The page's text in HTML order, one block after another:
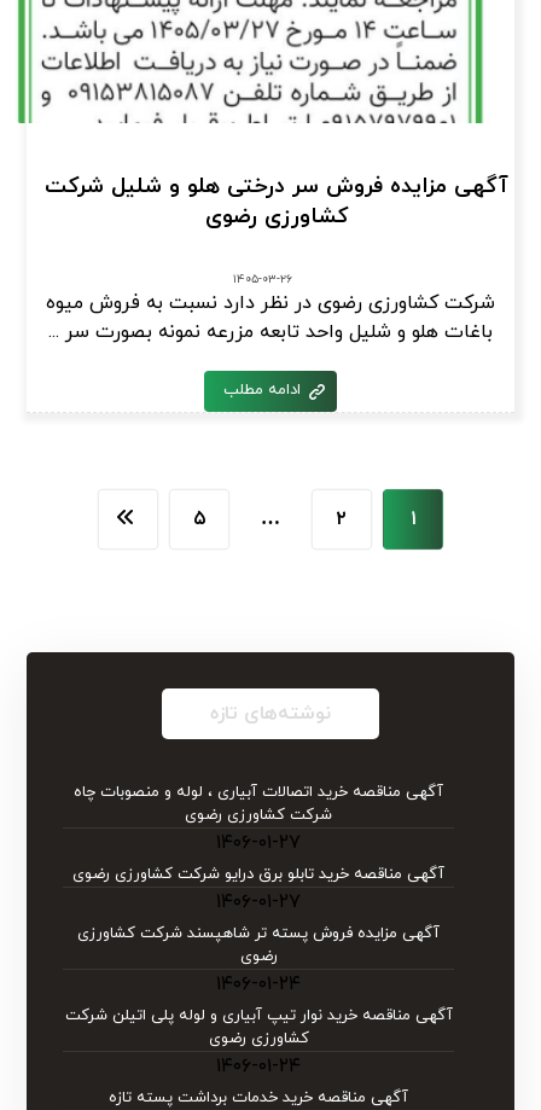
آگهی مزایده فروش سر درختی هلو و شلیل شرکت
کشاورزی رضوی
۱۴۰۵-۰۳-۲۶
شرکت کشاورزی رضوی در نظر دارد نسبت به فروش میوه
باغات هلو و شليل واحد تابعه مزرعه نمونه بصورت سر ...
ادامه مطلب
۱ ۲ … ۵
نوشته‌های تازه
آگهی مناقصه خرید اتصالات آبیاری ، لوله و منصوبات چاه
شرکت کشاورزی رضوی
۱۴۰۶-۰۱-۲۷
آگهی مناقصه خرید تابلو برق درایو شركت كشاورزی رضوی
۱۴۰۶-۰۱-۲۷
آگهی مزایده فروش پسته تر شاهپسند شرکت کشاورزی
رضوی
۱۴۰۶-۰۱-۲۴
آگهی مناقصه خرید نوار تیپ آبیاری و لوله پلی اتیلن شركت
كشاورزی رضوی
۱۴۰۶-۰۱-۲۴
آگهی مناقصه خرید خدمات برداشت پسته تازه